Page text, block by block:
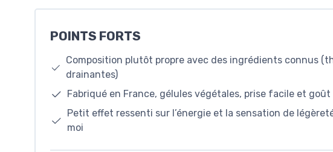
POINTS FORTS
Composition plutôt propre avec des ingrédients connus
drainantes)
Fabriqué en France, gélules végétales, prise facile et
Petit effet ressenti sur l’énergie et la sensation de
moi